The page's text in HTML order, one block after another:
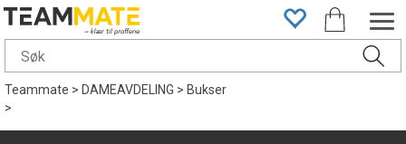
Teammate>DAMEAVDELING>Bukser
>